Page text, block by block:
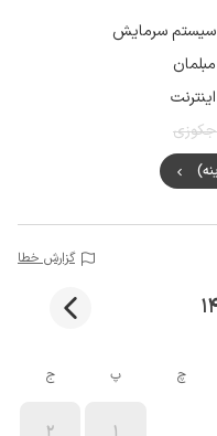
سیستم سرمایش
مبلمان
اینترنت
جکوزی
گزارش خطا
چ پ ج